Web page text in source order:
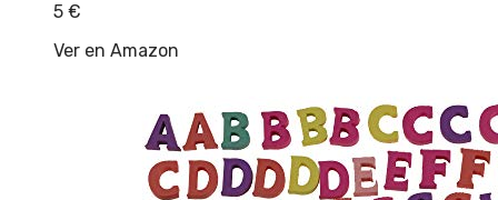
5 €
Ver en Amazon